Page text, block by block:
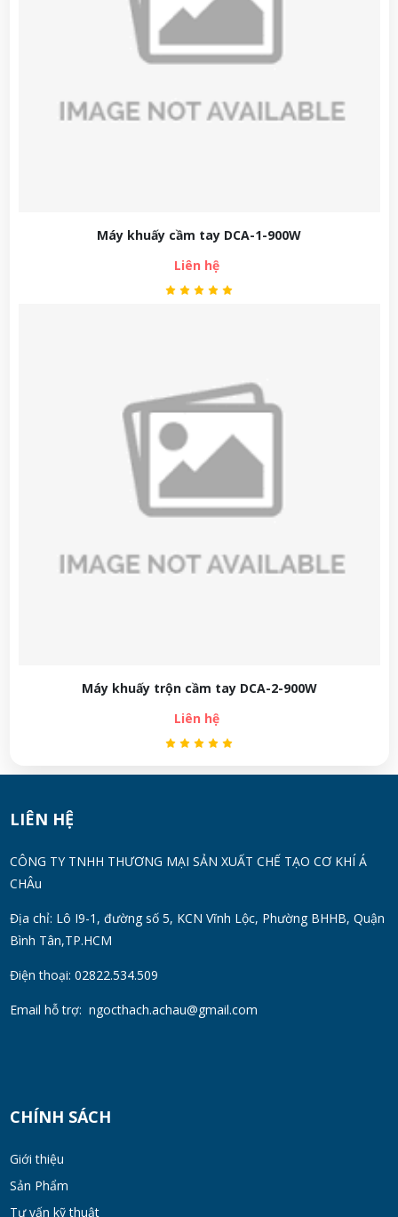
Máy khuấy cầm tay DCA-1-900W
Liên hệ
Máy khuấy trộn cầm tay DCA-2-900W
Liên hệ
LIÊN HỆ
CÔNG TY TNHH THƯƠNG MẠI SẢN XUẤT CHẾ TẠO CƠ KHÍ Á
CHÂu
Địa chỉ: Lô I9-1, đường số 5, KCN Vĩnh Lộc, Phường BHHB, Quận
Bình Tân,TP.HCM
Điện thoại: 02822.534.509
Email hỗ trợ: ngocthach.achau@gmail.com
CHÍNH SÁCH
Giới thiệu
Sản Phẩm
Tư vấn kỹ thuật